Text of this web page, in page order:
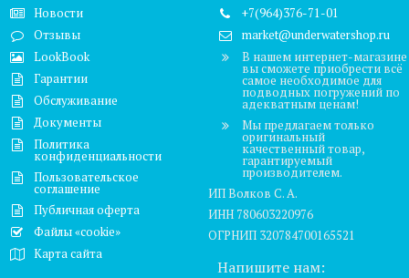
Новости
Отзывы
LookBook
Гарантии
Обслуживание
Документы
Политика
конфиденциальности
Пользовательское
соглашение
Публичная оферта
Файлы «cookie»
Карта сайта
+7(964)376-71-01
market@underwatershop.ru
В нашем интернет-магазине
вы сможете приобрести всё
самое необходимое для
подводных погружений по
адекватным ценам!
Мы предлагаем только
оригинальный
качественный товар,
гарантируемый
производителем.
ИП Волков С. А.
ИНН 780603220976
ОГРНИП 320784700165521
Напишите нам: